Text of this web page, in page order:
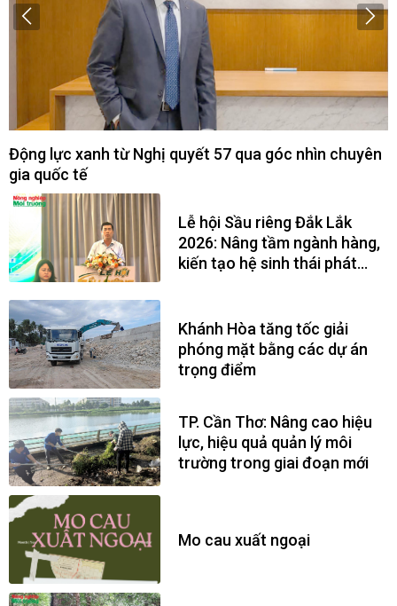
Khánh Hòa tạo động lực mới cho kinh tế tập thể
trong nông nghiệp
Lễ hội Sầu riêng Đắk Lắk
2026: Nâng tầm ngành hàng,
kiến tạo hệ sinh thái phát
Khánh Hòa tăng tốc giải
phóng mặt bằng các dự án
trọng điểm
TP. Cần Thơ: Nâng cao hiệu
lực, hiệu quả quản lý môi
trường trong giai đoạn mới
Mo cau xuất ngoại